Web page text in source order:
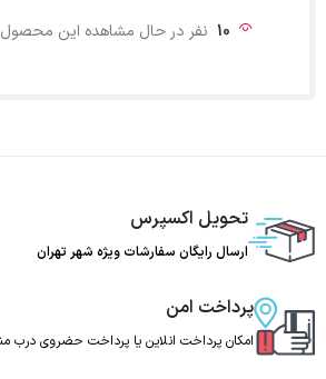
10 نفر در حال مشاهده این
تحویل اکسپرس
ارسال رایگان سفارشات ویژه شهر تهران
پرداخت امن
امکان پرداخت انلاین یا پرداخت حضروی درب